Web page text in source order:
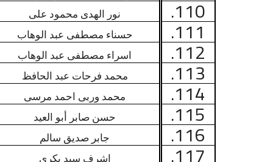
110. نور الهدى محمود على
111. حسناء مصطفى عبد الوهاب
112. اسراء مصطفى عبد الوهاب
113. محمد فرحات عبد الحافظ
114. محمد وربى احمد مرسى
115. حسن صابر أبو العيد
116. جابر صديق سالم
اشرف سيد بكرى